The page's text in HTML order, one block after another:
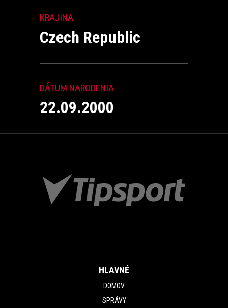
KRAJINA
Czech Republic
DÁTUM NARODENIA
22.09.2000
HLAVNÉ
DOMOV
SPRÁVY